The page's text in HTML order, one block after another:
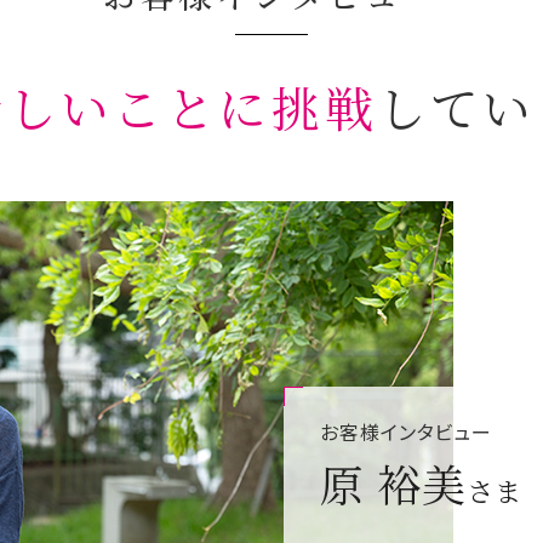
いことに挑戦 して
お客様インタビュー
原 裕美さま